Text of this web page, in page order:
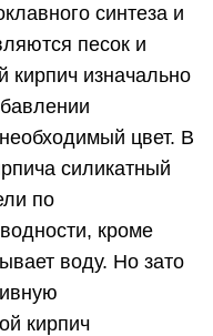
синтеза и
песок и
кирпич изначально
цвет. В
силикатный
по
кроме
воду. Но зато
кирпич